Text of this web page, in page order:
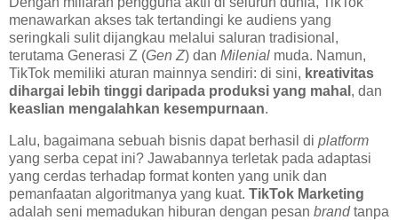
menawarkan akses tak tertandingi ke audiens yang
seringkali sulit dijangkau melalui saluran tradisional,
terutama Generasi Z (Gen Z) dan Milenial muda. Namun,
TikTok memiliki aturan mainnya sendiri: di sini, kreativitas
dihargai lebih tinggi daripada produksi yang mahal , dan
keaslian mengalahkan kesempurnaan.
Lalu, bagaimana sebuah bisnis dapat berhasil di platform
yang serba cepat ini? Jawabannya terletak pada adaptasi
yang cerdas terhadap format konten yang unik dan
pemanfaatan algoritmanya yang kuat. TikTok Marketing
adalah seni memadukan hiburan dengan pesan brandtanpa